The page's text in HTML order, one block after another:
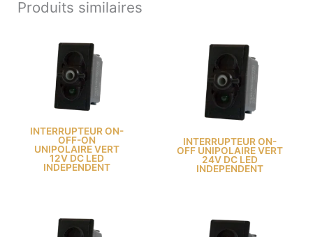
Produits similaires
INTERRUPTEUR ON-
OFF-ON
UNIPOLAIRE VERT
12V DC LED
INDEPENDENT
INTERRUPTEUR ON-
OFF UNIPOLAIRE VERT
24V DC LED
INDEPENDENT